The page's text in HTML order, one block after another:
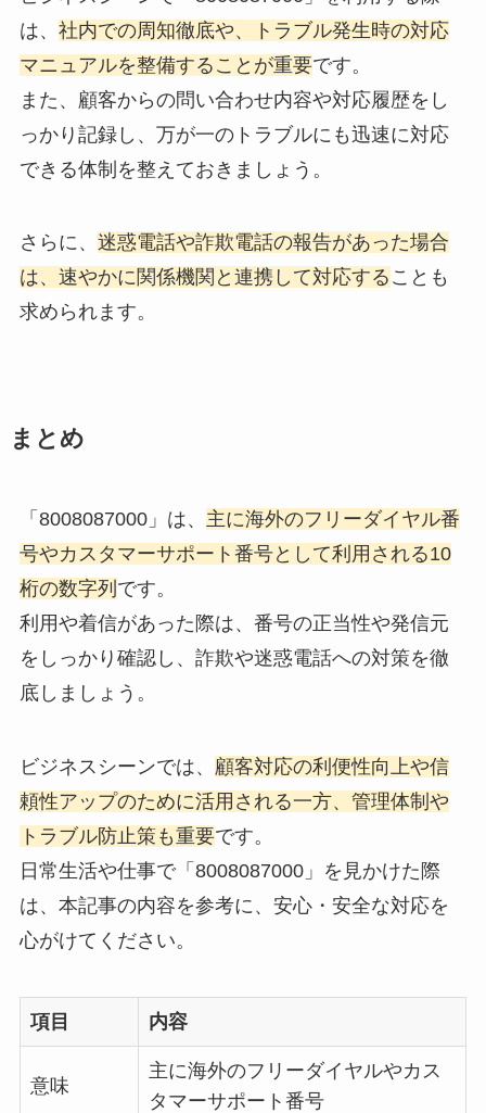
は、 社内での周知徹底や、トラブル発生時の対応
マニュアルを整備することが重要です。
また、顧客からの問い合わせ内容や対応履歴をし
っかり記録し、万が一のトラブルにも迅速に対応
できる体制を整えておきましょう。
さらに、 迷惑電話や詐欺電話の報告があった場合
は、速やかに関係機関と連携して対応する ことも
求められます。
まとめ
「8008087000」は、 主に海外のフリーダイヤル番
号やカスタマーサポート番号として利用される10
桁の数字列 です。
利用や着信があった際は、番号の正当性や発信元
をしっかり確認し、詐欺や迷惑電話への対策を徹
底しましょう。
ビジネスシーンでは、 顧客対応の利便性向上や信
頼性アップのために活用される一方、管理体制や
トラブル防止策も重要です。
日常生活や仕事で「8008087000」を見かけた際
は、本記事の内容を参考に、安心・安全な対応を
心がけてください。
項目 内容
意味
主に海外のフリーダイヤルやカス
タマーサポート番号